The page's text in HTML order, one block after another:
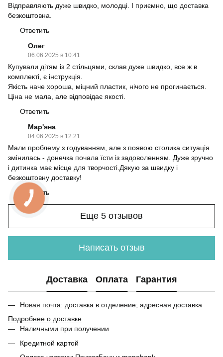
Відправляють дуже швидко, молодці. І приємно, що доставка
безкоштовна.
Ответить
Олег
06.06.2025 в 10:41
Купували дітям із 2 стільцями, склав дуже швидко, все ж в
комплекті, є інструкція.
Якість наче хороша, міцний пластик, нічого не прогинається.
Ціна не мала, але відповідає якості.
Ответить
Мар'яна
04.06.2025 в 12:21
Мали проблему з годуванням, але з появою столика ситуація
змінилась - донечка почала їсти із задоволенням. Дуже зручно
і дитинка має місце для творчості.Дякую за швидку і
безкоштовну доставку!
Ответить
Еще 5 отзывов
Написать отзыв
Доставка Оплата Гарантия
Новая почта: доставка в отделение; адресная доставка
Подробнее о доставке
Наличными при получении
Кредитной картой